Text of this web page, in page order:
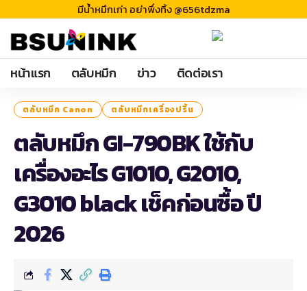
มีน้ำหมึกเก่า อย่าพึ่งทิ้ง @656tdzma
หน้าแรก ตลับหมึก ข่าว ติดต่อเรา
ตลับหมึก Canon ตลับหมึกเครื่องปริ้น
ตลับหมึก GI-790BK ใช้กับ
เครื่องอะไร G1010, G2010,
G3010 black เช็คก่อนซื้อ ปี
2026